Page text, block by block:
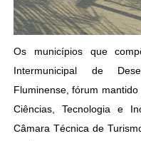
Os municípios que
Intermunicipal de
Fluminense, fórum
Ciências, Tecnologia e
Câmara Técnica de